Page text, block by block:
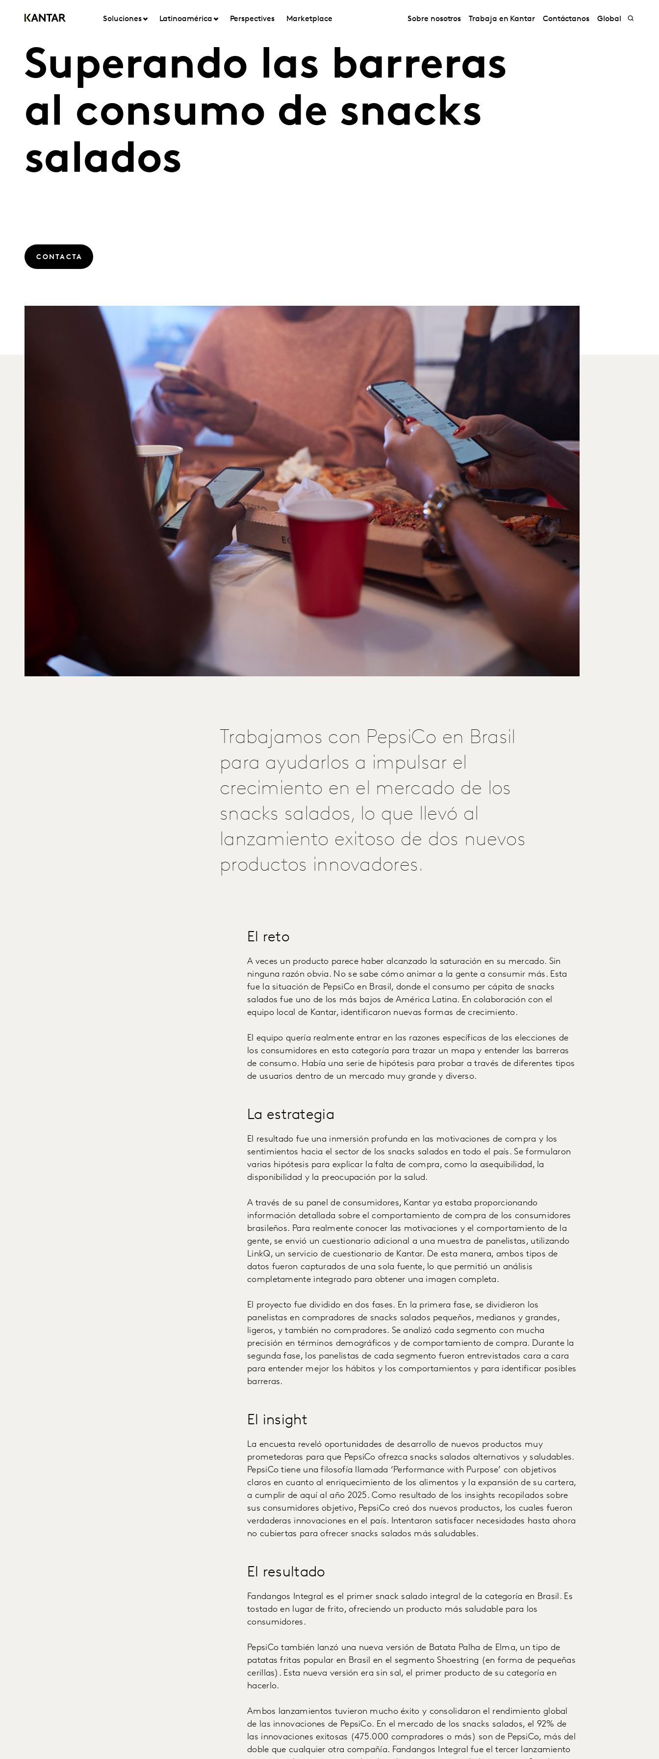
Soluciones Latinoamérica Perspectives Marketplace Sobre nosotros Trabaja en Kantar Contáctanos Global
Superando las barreras
al consumo de snacks
salados
CONTACTA
Trabajamos con PepsiCo en Brasil
para ayudarlos a impulsar el
crecimiento en el mercado de los
snacks salados, lo que llevó al
lanzamiento exitoso de dos nuevos
productos innovadores.
El reto
A veces un producto parece haber alcanzado la saturación en su mercado. Sin
ninguna razón obvia. No se sabe cómo animar a la gente a consumir más. Esta
fue la situación de PepsiCo en Brasil, donde el consumo per cápita de snacks
salados fue uno de los más bajos de América Latina. En colaboración con el
equipo local de Kantar, identificaron nuevas formas de crecimiento.
El equipo quería realmente entrar en las razones específicas de las elecciones de
los consumidores en esta categoría para trazar un mapa y entender las barreras
de consumo. Había una serie de hipótesis para probar a través de diferentes tipos
de usuarios dentro de un mercado muy grande y diverso.
La estrategia
El resultado fue una inmersión profunda en las motivaciones de compra y los
sentimientos hacia el sector de los snacks salados en todo el país. Se formularon
varias hipótesis para explicar la falta de compra, como la asequibilidad, la
disponibilidad y la preocupación por la salud.
A través de su panel de consumidores, Kantar ya estaba proporcionando
información detallada sobre el comportamiento de compra de los consumidores
brasileños. Para realmente conocer las motivaciones y el comportamiento de la
gente, se envió un cuestionario adicional a una muestra de panelistas, utilizando
LinkQ, un servicio de cuestionario de Kantar. De esta manera, ambos tipos de
datos fueron capturados de una sola fuente, lo que permitió un análisis
completamente integrado para obtener una imagen completa.
El proyecto fue dividido en dos fases. En la primera fase, se dividieron los
panelistas en compradores de snacks salados pequeños, medianos y grandes,
ligeros, y también no compradores. Se analizó cada segmento con mucha
precisión en términos demográficos y de comportamiento de compra. Durante la
segunda fase, los panelistas de cada segmento fueron entrevistados cara a cara
para entender mejor los hábitos y los comportamientos y para identificar posibles
barreras.
El insight
La encuesta reveló oportunidades de desarrollo de nuevos productos muy
prometedoras para que PepsiCo ofrezca snacks salados alternativos y saludables.
PepsiCo tiene una filosofía llamada ‘Performance with Purpose’ con objetivos
claros en cuanto al enriquecimiento de los alimentos y la expansión de su cartera,
a cumplir de aquí al año 2025. Como resultado de los insights recopilados sobre
sus consumidores objetivo, PepsiCo creó dos nuevos productos, los cuales fueron
verdaderas innovaciones en el país. Intentaron satisfacer necesidades hasta ahora
no cubiertas para ofrecer snacks salados más saludables.
El resultado
Fandangos Integral es el primer snack salado integral de la categoría en Brasil. Es
tostado en lugar de frito, ofreciendo un producto más saludable para los
consumidores.
PepsiCo también lanzó una nueva versión de Batata Palha de Elma, un tipo de
patatas fritas popular en Brasil en el segmento Shoestring (en forma de pequeñas
cerillas). Esta nueva versión era sin sal, el primer producto de su categoría en
hacerlo.
Ambos lanzamientos tuvieron mucho éxito y consolidaron el rendimiento global
de las innovaciones de PepsiCo. En el mercado de los snacks salados, el 92% de
las innovaciones exitosas (475.000 compradores o más) son de PepsiCo, más del
doble que cualquier otra compañía. Fandangos Integral fue el tercer lanzamiento